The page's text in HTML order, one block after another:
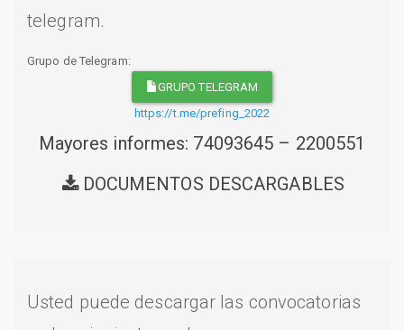
telegram.
Grupo de Telegram:
GRUPO TELEGRAM
https://t.me/prefing_2022
Mayores informes: 74093645 – 2200551
DOCUMENTOS DESCARGABLES
Usted puede descargar las convocatorias